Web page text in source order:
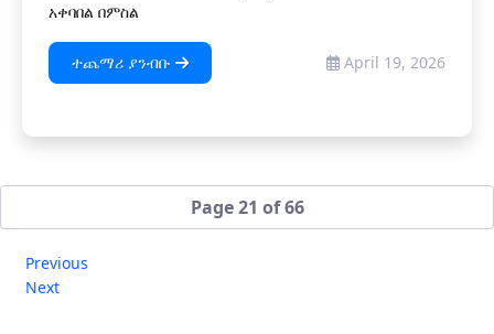
አቀባበል በምስል
ተጨማሪ ያንብቡ April 19, 2026
Page 21 of 66
Previous
Next